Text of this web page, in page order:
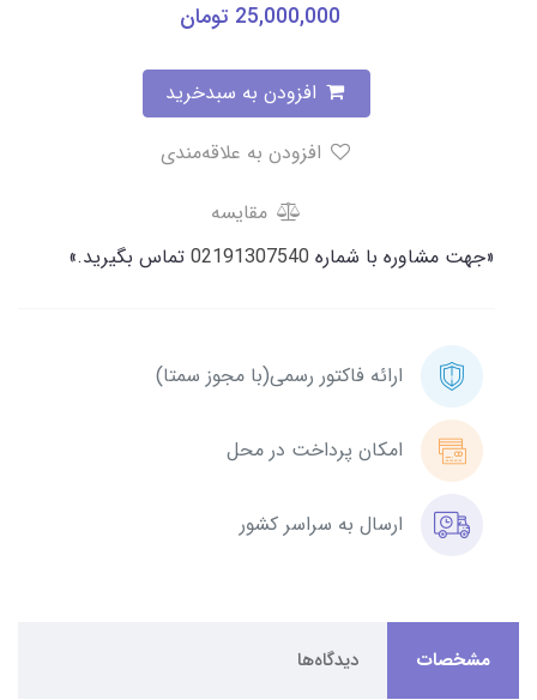
25,000,000 تومان
مقایسه
«جهت مشاوره با شماره 02191307540 تماس بگیرید.»
ارائه فاکتور رسمی(با مجوز سمتا)
امکان پرداخت در محل
ارسال به سراسر کشور
مشخصات دیدگاه‌ها